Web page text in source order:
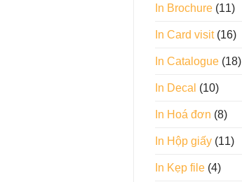
In Brochure(11)
In Card visit(16)
In Catalogue(18)
In Decal (10)
In Hoá đơn (8)
In Hộp giấy(11)
In Kẹp file(4)